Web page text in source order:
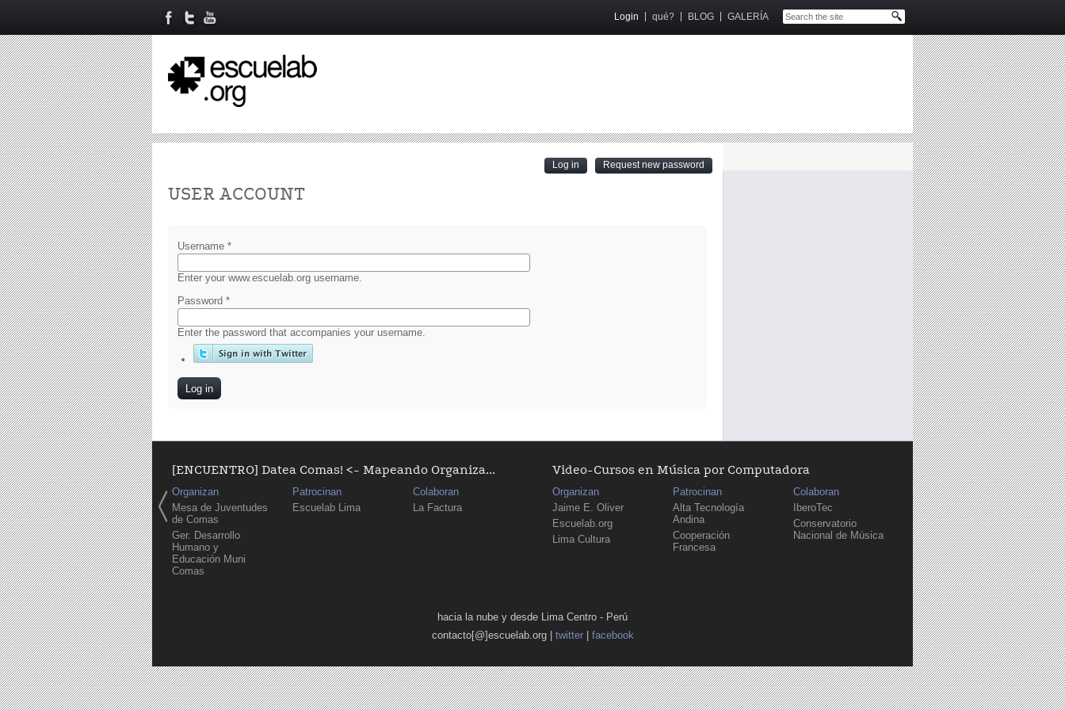
Login qué? BLOG GALERÍA
Log in (active tab)Request new password
USER ACCOUNT
Username *
Enter your www.escuelab.org username.
Password *
Enter the password that accompanies your username.
[ENCUENTRO] Datea Comas! <- Mapeando Organiza...
Organizan
Mesa de Juventudes
de Comas
Ger. Desarrollo
Humano y
Educación Muni
Comas
Patrocinan
Escuelab Lima
Colaboran
La Factura
Video-Cursos en Música por Computadora
Organizan
Jaime E. Oliver
Escuelab.org
Lima Cultura
Patrocinan
Alta Tecnología
Andina
Cooperación
Francesa
Colaboran
IberoTec
Conservatorio
Nacional de Música
hacia la nube y desde Lima Centro - Perú
contacto[@]escuelab.org | twitter| facebook